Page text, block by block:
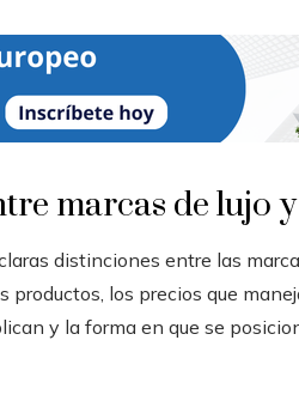
marcas de lujo
distinciones entre las
productos, los precios que
y la forma en que se